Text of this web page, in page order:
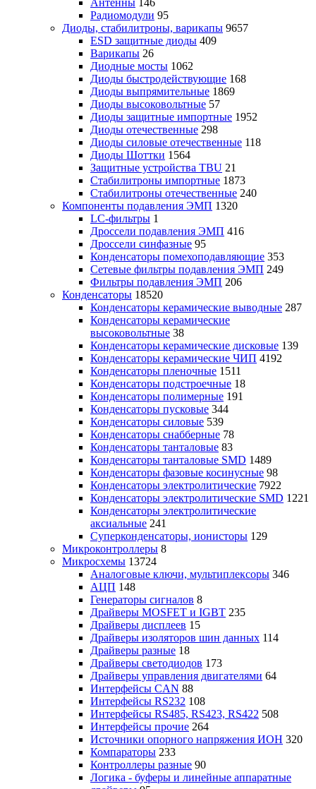
Радиомодули 95
Диоды, стабилитроны, варикапы 9657
ESD защитные диоды 409
Варикапы 26
Диодные мосты 1062
Диоды быстродействующие 168
Диоды выпрямительные 1869
Диоды высоковольтные 57
Диоды защитные импортные 1952
Диоды отечественные 298
Диоды силовые отечественные 118
Диоды Шоттки 1564
Защитные устройства TBU 21
Стабилитроны импортные 1873
Стабилитроны отечественные 240
Компоненты подавления ЭМП 1320
LC-фильтры 1
Дроссели подавления ЭМП 416
Дроссели синфазные 95
Конденсаторы помехоподавляющие 353
Сетевые фильтры подавления ЭМП 249
Фильтры подавления ЭМП 206
Конденсаторы 18520
Конденсаторы керамические выводные 287
Конденсаторы керамические
высоковольтные 38
Конденсаторы керамические дисковые 139
Конденсаторы керамические ЧИП 4192
Конденсаторы пленочные 1511
Конденсаторы подстроечные 18
Конденсаторы полимерные 191
Конденсаторы пусковые 344
Конденсаторы силовые 539
Конденсаторы снабберные 78
Конденсаторы танталовые 83
Конденсаторы танталовые SMD 1489
Конденсаторы фазовые косинусные 98
Конденсаторы электролитические 7922
Конденсаторы электролитические SMD 1221
Конденсаторы электролитические
аксиальные 241
Суперконденсаторы, ионисторы 129
Микроконтроллеры 8
Микросхемы 13724
Аналоговые ключи, мультиплексоры 346
АЦП 148
Генераторы сигналов 8
Драйверы MOSFET и IGBT 235
Драйверы дисплеев 15
Драйверы изоляторов шин данных 114
Драйверы разные 18
Драйверы светодиодов 173
Драйверы управления двигателями 64
Интерфейсы CAN 88
Интерфейсы RS232 108
Интерфейсы RS485, RS423, RS422 508
Интерфейсы прочие 264
Источники опорного напряжения ИОН 320
Компараторы 233
Контроллеры разные 90
Логика - буферы и линейные аппаратные